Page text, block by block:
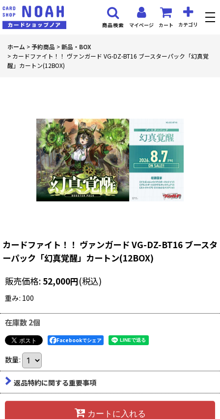
マイページ カート カテゴリ
商品検索
ホーム >予約商品 >新品・BOX
> カードファイト！！ ヴァンガード VG-DZ-BT16 ブースターパック「幻真覚
醒」カートン(12BOX)
カードファイト！！ ヴァンガード VG-DZ-BT16 ブースタ
ーパック「幻真覚醒」カートン(12BOX)
販売価格: 52,000円(税込)
重み: 100
在庫数 2個
Facebookでシェア
数量:
返品特約に関する重要事項
カートに入れる